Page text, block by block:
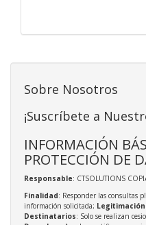
Sobre Nosotros
¡Suscríbete a
INFORMACIÓN
PROTECCIÓN DE
Responsable: CTSOLUTIONS
Finalidad: Responder las consultas
información solicitada; Legitimación
Destinatarios: Solo se realizan